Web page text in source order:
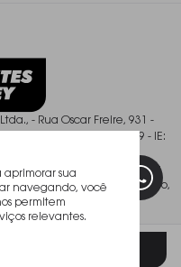
aprimorar sua
navegando, você
permitem
relevantes.
- Rua Oscar Freire, 931 -
CNPJ: 50.588.409/0001-49 - IE:
veiculadas, logotipo e marca
É vedada a sua reprodução,